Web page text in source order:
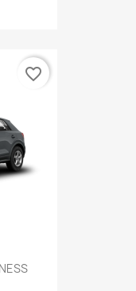
favorite_border